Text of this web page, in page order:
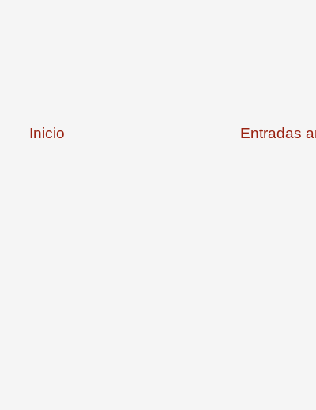
Entradas
Inicio